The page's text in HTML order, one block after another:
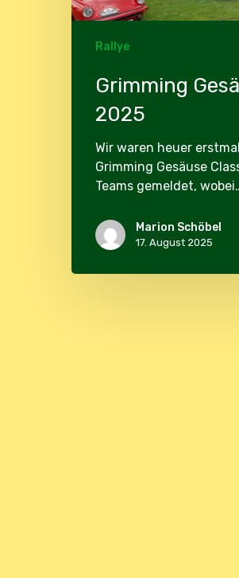
Rallye
Grimming
2025
Wir waren heuer
Grimming Gesäuse
Teams gemeldet,
Marion Schöbel
17. August 2025